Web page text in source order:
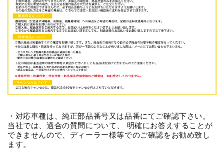
・対応車種は、純正部品番号又は品番にてご確認下さい。
当社では、適合の質問について、 明確にお答えすることが
できませんので、ディーラー様等でのご確認をお勧め致し
ます。